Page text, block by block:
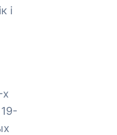
і
х